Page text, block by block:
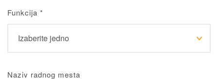
Funkcija *
Naziv radnog mesta